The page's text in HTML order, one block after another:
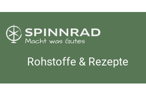
Rohstoffe & Rezepte